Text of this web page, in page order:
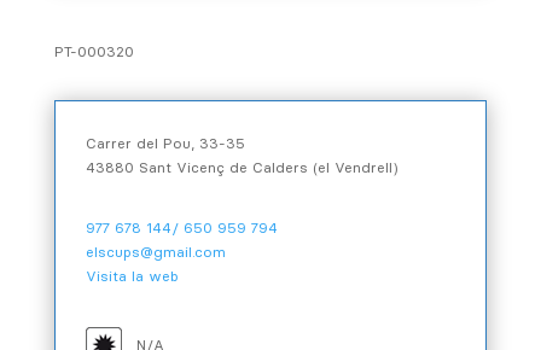
PT-000320
Carrer del Pou, 33-35
43880 Sant Vicenç de Calders (el Vendrell)
977 678 144/ 650 959 794
elscups@gmail.com
Visita la web
N/A